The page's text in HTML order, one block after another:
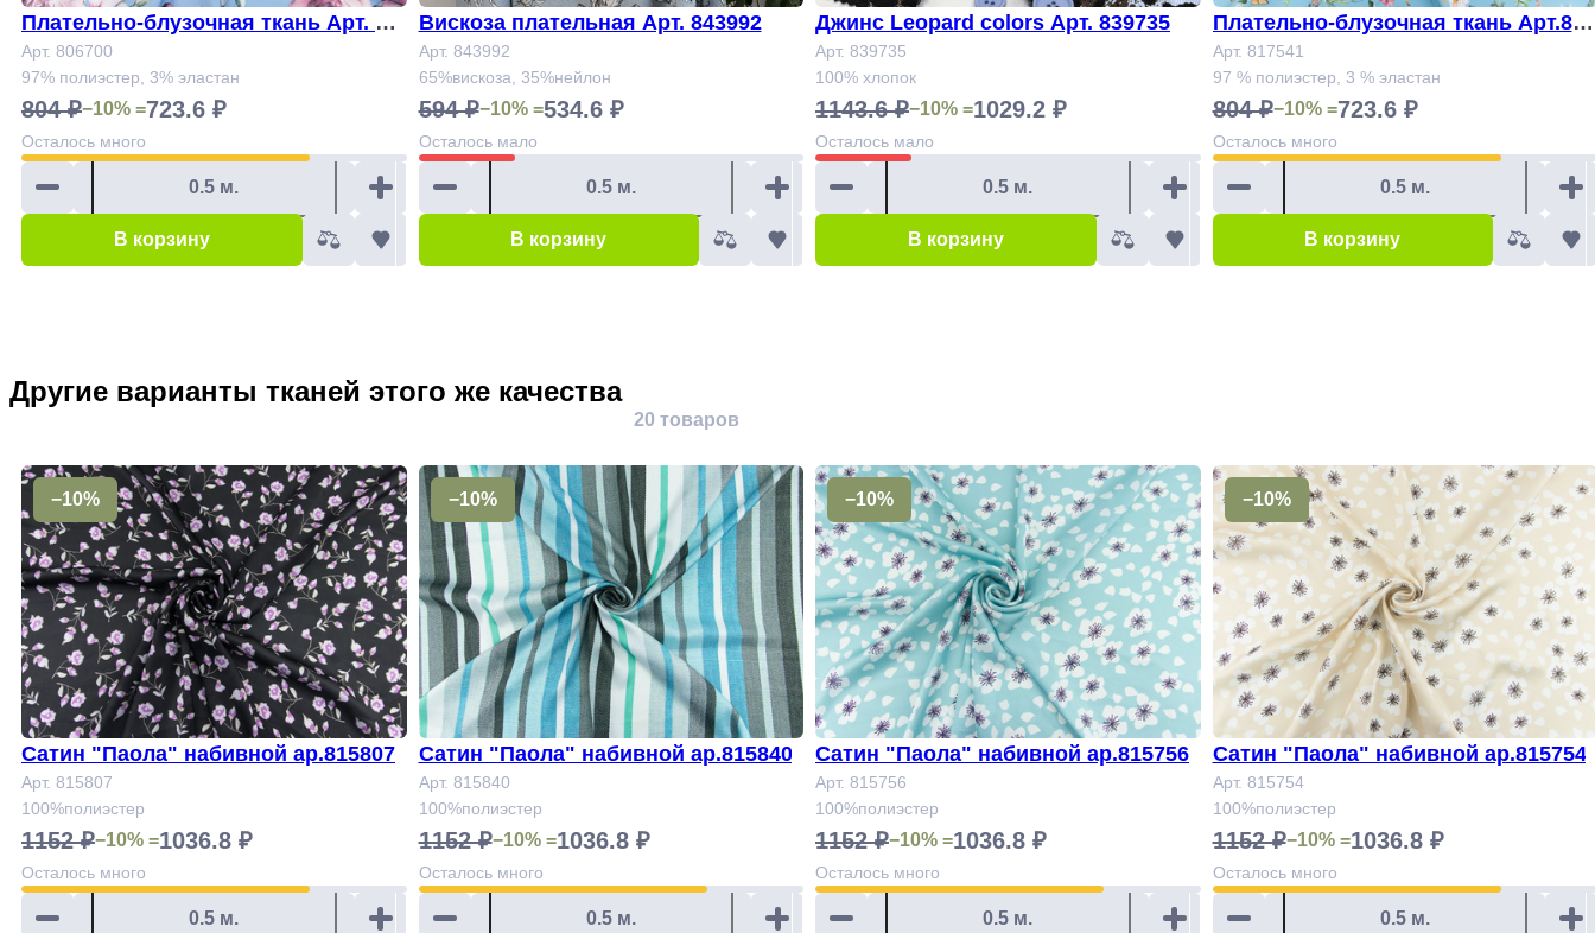
Плательно-блузочная ткань Арт. 80
6700
Арт. 806700
97% полиэстер, 3% эластан
804 ₽−10% =723.6 ₽
Осталось много
В корзину
Вискоза плательная Арт. 843992
Арт. 843992
65%вискоза, 35%нейлон
594 ₽−10% =534.6 ₽
Осталось мало
В корзину
Джинс Leopard colors Арт. 839735
Арт. 839735
100% хлопок
1143.6 ₽−10% =1029.2 ₽
Осталось мало
В корзину
Плательно-блузочная ткань Арт.817
541
Арт. 817541
97 % полиэстер, 3 % эластан
804 ₽−10% =723.6 ₽
Осталось много
В корзину
Другие варианты тканей этого же качества
20 товаров
−10%
Сатин "Паола" набивной ар.815807
Арт. 815807
100%полиэстер
1152 ₽−10% =1036.8 ₽
Осталось много
−10%
Сатин "Паола" набивной ар.815840
Арт. 815840
100%полиэстер
1152 ₽−10% =1036.8 ₽
Осталось много
−10%
Сатин "Паола" набивной ар.815756
Арт. 815756
100%полиэстер
1152 ₽−10% =1036.8 ₽
Осталось много
−10%
Сатин "Паола" набивной ар.815754
Арт. 815754
100%полиэстер
1152 ₽−10% =1036.8 ₽
Осталось много